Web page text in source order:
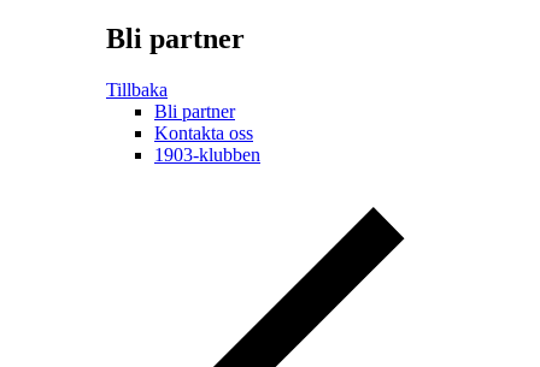
Bli partner
Tillbaka
Bli partner
Kontakta oss
1903-klubben